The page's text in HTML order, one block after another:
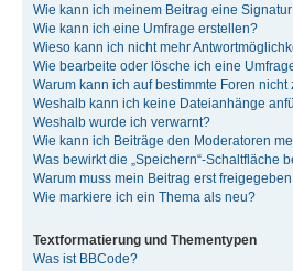
Wie kann ich meinem Beitrag eine
Wie kann ich eine Umfrage erstellen?
Wieso kann ich nicht mehr
Wie bearbeite oder lösche ich eine
Warum kann ich auf bestimmte Foren nicht
Weshalb kann ich keine Dateianhänge
Weshalb wurde ich verwarnt?
Wie kann ich Beiträge den Moderatoren
Was bewirkt die „Speichern“-Schaltfläche
Warum muss mein Beitrag erst
Wie markiere ich ein Thema als neu?
Textformatierung und Thementypen
Was ist BBCode?